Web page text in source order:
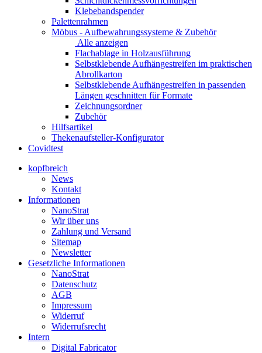
Klebebandspender
Palettenrahmen
Möbus - Aufbewahrungssysteme & Zubehör
Alle anzeigen
Flachablage in Holzausführung
Selbstklebende Aufhängestreifen im praktischen
Abrollkarton
Selbstklebende Aufhängestreifen in passenden
Längen geschnitten für Formate
Zeichnungsordner
Zubehör
Hilfsartikel
Thekenaufsteller-Konfigurator
Covidtest
kopfbreich
News
Kontakt
Informationen
NanoStrat
Wir über uns
Zahlung und Versand
Sitemap
Newsletter
Gesetzliche Informationen
NanoStrat
Datenschutz
AGB
Impressum
Widerruf
Widerrufsrecht
Intern
Digital Fabricator